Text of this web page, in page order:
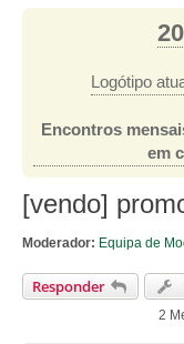
Logótipo
Encontros
em
[vendo]
Moderador: Equipa de
Responder
2